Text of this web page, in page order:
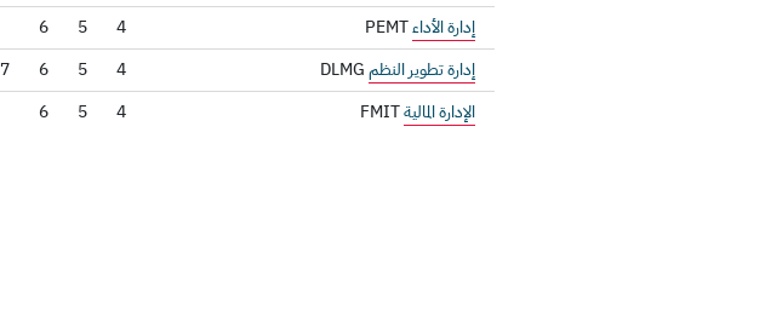
إدارة الأداءPEMT
4
5
6
إدارة تطوير النظمDLMG
4
5
6
7
الإدارة الماليةFMIT
4
5
6